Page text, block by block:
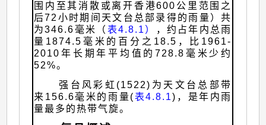
围内至其消散或离开香港600公里范围之
后72小时期间天文台总部录得的雨量）共
为346.6毫米（ 表4.8.1）
，约占年内总雨
量1874.5毫米的百分之18.5，比1961-
2010年长期年平均值的728.8毫米少约
52%。
强台风彩虹(1522)为天文台总部带
来156.6毫米的雨量(表4.8.1)，是年内雨
量最多的热带气旋。